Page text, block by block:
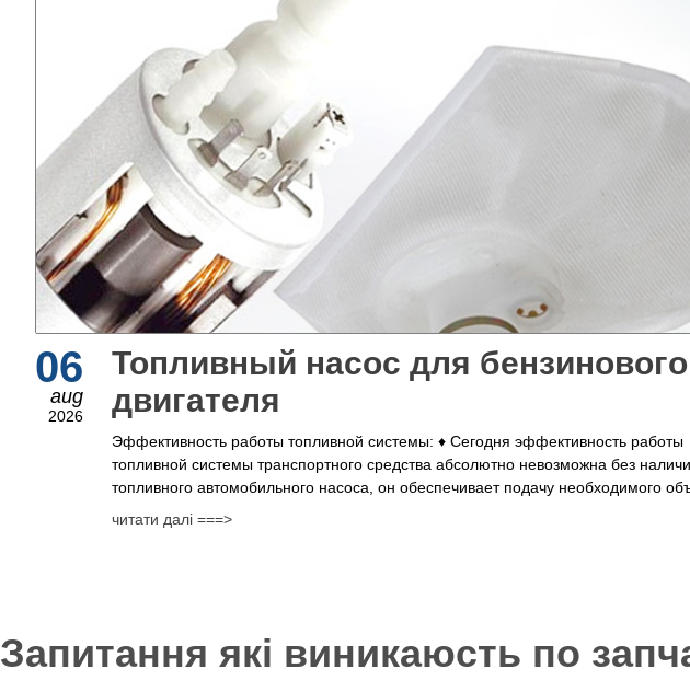
06
aug
2026
Топливный насос для бензинового
двигателя
Эффективность работы топливной системы: ♦ Сегодня эффективность работы
топливной системы транспортного средства абсолютно невозможна без
топливного автомобильного насоса, он обеспечивает подачу необходимого
читати далі ===>
Запитання які виникаюсть по